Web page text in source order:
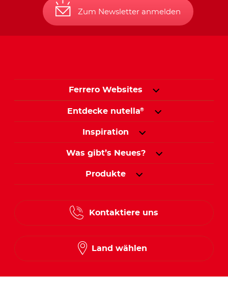
Zum Newsletter anmelden
Ferrero Websites
Entdecke nutella®
Inspiration
Was gibt’s Neues?
Produkte
Kontaktiere uns
Land wählen